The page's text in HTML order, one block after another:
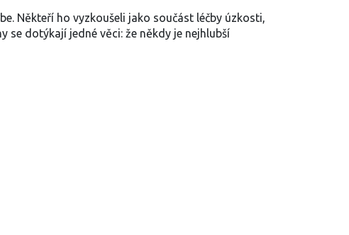
Někteří ho vyzkoušeli jako součást léčby úzkosti,
dotýkají jedné věci: že někdy je nejhlubší